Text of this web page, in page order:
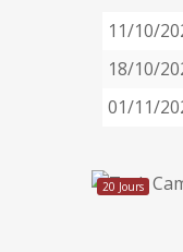
11/10/
18/10/
01/11/
20 Jours